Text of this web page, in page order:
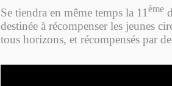
Se tiendra en même temps la 11 ème
destinée à récompenser les jeunes
tous horizons, et récompensés par